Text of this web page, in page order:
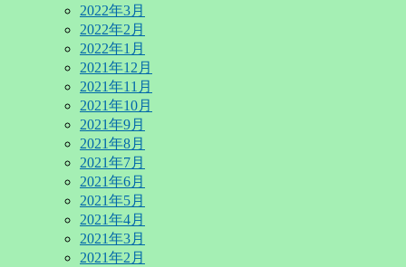
2022年3月
2022年2月
2022年1月
2021年12月
2021年11月
2021年10月
2021年9月
2021年8月
2021年7月
2021年6月
2021年5月
2021年4月
2021年3月
2021年2月